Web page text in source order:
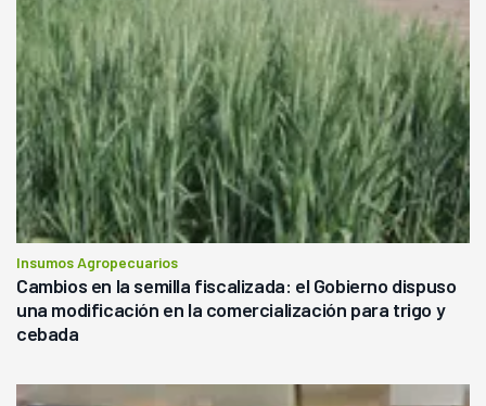
Insumos Agropecuarios
Cambios en la semilla fiscalizada: el Gobierno dispuso
una modificación en la comercialización para trigo y
cebada